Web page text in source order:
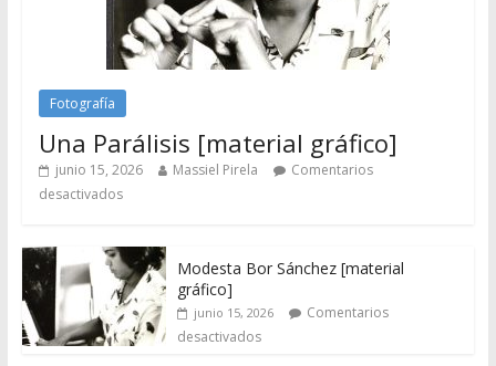
Fotografía
Una Parálisis [material gráfico]
junio 15, 2026 Massiel Pirela
Comentarios
desactivados
Modesta Bor Sánchez [material
gráfico]
junio 15, 2026
Comentarios
desactivados